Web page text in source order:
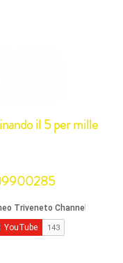
il 5 per mille